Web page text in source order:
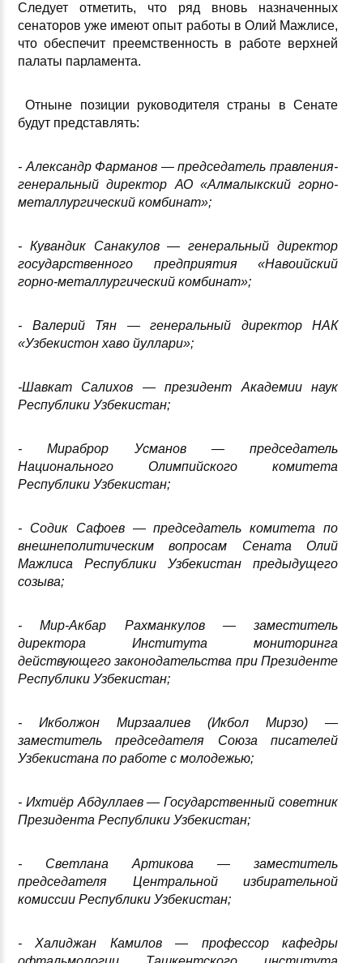
Следует отметить, что ряд вновь назначенных
сенаторов уже имеют опыт работы в Олий Мажлисе,
что обеспечит преемственность в работе верхней
палаты парламента.
Отныне позиции руководителя страны в Сенате
будут представлять:
- Александр Фарманов — председатель правления-
генеральный директор АО «Алмалыкский горно-
металлургический комбинат»;
- Кувандик Санакулов — генеральный директор
государственного предприятия «Навоийский
горно-металлургический комбинат»;
- Валерий Тян — генеральный директор НАК
«Узбекистон хаво йуллари»;
-Шавкат Салихов — президент Академии наук
Республики Узбекистан;
- Мираброр Усманов — председатель
Национального Олимпийского комитета
Республики Узбекистан;
- Содик Сафоев — председатель комитета по
внешнеполитическим вопросам Сената Олий
Мажлиса Республики Узбекистан предыдущего
созыва;
- Мир-Акбар Рахманкулов — заместитель
директора Института мониторинга
действующего законодательства при Президенте
Республики Узбекистан;
- Икболжон Мирзаалиев (Икбол Мирзо) —
заместитель председателя Союза писателей
Узбекистана по работе с молодежью;
- Ихтиёр Абдуллаев — Государственный советник
Президента Республики Узбекистан;
- Светлана Артикова — заместитель
председателя Центральной избирательной
комиссии Республики Узбекистан;
- Халиджан Камилов — профессор кафедры